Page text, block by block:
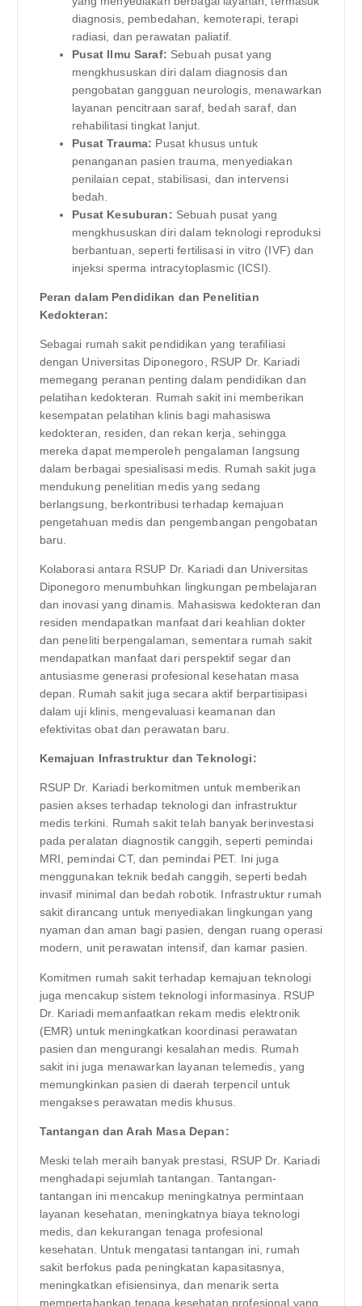
diagnosis, pembedahan, kemoterapi, terapi
radiasi, dan perawatan paliatif.
Pusat Ilmu Saraf: Sebuah pusat yang
mengkhususkan diri dalam diagnosis dan
pengobatan gangguan neurologis, menawarkan
layanan pencitraan saraf, bedah saraf, dan
rehabilitasi tingkat lanjut.
Pusat Trauma: Pusat khusus untuk
penanganan pasien trauma, menyediakan
penilaian cepat, stabilisasi, dan intervensi
bedah.
Pusat Kesuburan: Sebuah pusat yang
mengkhususkan diri dalam teknologi reproduksi
berbantuan, seperti fertilisasi in vitro (IVF) dan
injeksi sperma intracytoplasmic (ICSI).
Peran dalam Pendidikan dan Penelitian
Kedokteran:
Sebagai rumah sakit pendidikan yang terafiliasi
dengan Universitas Diponegoro, RSUP Dr. Kariadi
memegang peranan penting dalam pendidikan dan
pelatihan kedokteran. Rumah sakit ini memberikan
kesempatan pelatihan klinis bagi mahasiswa
kedokteran, residen, dan rekan kerja, sehingga
mereka dapat memperoleh pengalaman langsung
dalam berbagai spesialisasi medis. Rumah sakit juga
mendukung penelitian medis yang sedang
berlangsung, berkontribusi terhadap kemajuan
pengetahuan medis dan pengembangan pengobatan
baru.
Kolaborasi antara RSUP Dr. Kariadi dan Universitas
Diponegoro menumbuhkan lingkungan pembelajaran
dan inovasi yang dinamis. Mahasiswa kedokteran dan
residen mendapatkan manfaat dari keahlian dokter
dan peneliti berpengalaman, sementara rumah sakit
mendapatkan manfaat dari perspektif segar dan
antusiasme generasi profesional kesehatan masa
depan. Rumah sakit juga secara aktif berpartisipasi
dalam uji klinis, mengevaluasi keamanan dan
efektivitas obat dan perawatan baru.
Kemajuan Infrastruktur dan Teknologi:
RSUP Dr. Kariadi berkomitmen untuk memberikan
pasien akses terhadap teknologi dan infrastruktur
medis terkini. Rumah sakit telah banyak berinvestasi
pada peralatan diagnostik canggih, seperti pemindai
MRI, pemindai CT, dan pemindai PET. Ini juga
menggunakan teknik bedah canggih, seperti bedah
invasif minimal dan bedah robotik. Infrastruktur rumah
sakit dirancang untuk menyediakan lingkungan yang
nyaman dan aman bagi pasien, dengan ruang operasi
modern, unit perawatan intensif, dan kamar pasien.
Komitmen rumah sakit terhadap kemajuan teknologi
juga mencakup sistem teknologi informasinya. RSUP
Dr. Kariadi memanfaatkan rekam medis elektronik
(EMR) untuk meningkatkan koordinasi perawatan
pasien dan mengurangi kesalahan medis. Rumah
sakit ini juga menawarkan layanan telemedis, yang
memungkinkan pasien di daerah terpencil untuk
mengakses perawatan medis khusus.
Tantangan dan Arah Masa Depan:
Meski telah meraih banyak prestasi, RSUP Dr. Kariadi
menghadapi sejumlah tantangan. Tantangan-
tantangan ini mencakup meningkatnya permintaan
layanan kesehatan, meningkatnya biaya teknologi
medis, dan kekurangan tenaga profesional
kesehatan. Untuk mengatasi tantangan ini, rumah
sakit berfokus pada peningkatan kapasitasnya,
meningkatkan efisiensinya, dan menarik serta
mempertahankan tenaga kesehatan profesional yang